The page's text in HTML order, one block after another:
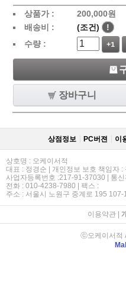
상품가 : 200,000원
배송비 :
(조건)
!
수량 :
+1
장바구니
상점정보 PC버젼 이
상호명 : 오케이서적
대표 : 정경순 | 개인정보 보호 책임자 :
사업자등록번호 :217-91-37030 | 통
전화 : 010-4238-7980 | 팩스 :
주소 : 서울시 노원구 중계로 195
이용약관|
ⓒ오케이서적